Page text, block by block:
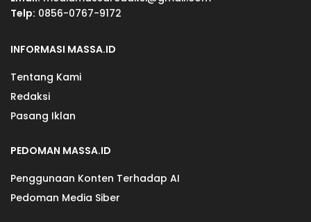
Telp: 0856-0767-9172
INFORMASI MASSA.ID
Tentang Kami
Redaksi
Pasang Iklan
PEDOMAN MASSA.ID
Penggunaan Konten Terhadap AI
Pedoman Media Siber